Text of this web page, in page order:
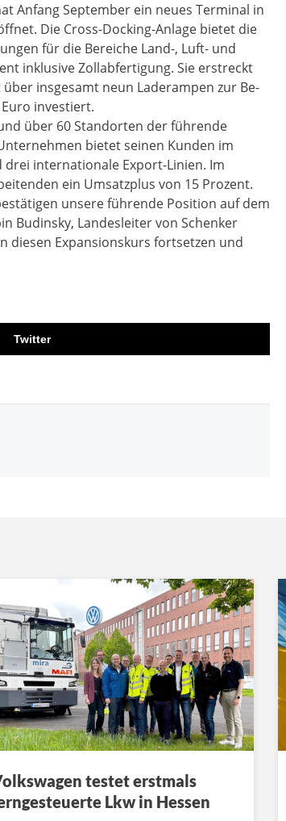
Anfang September ein neues Terminal in
Die Cross-Docking-Anlage bietet die
für die Bereiche Land-, Luft- und
inklusive Zollabfertigung. Sie erstreckt
insgesamt neun Laderampen zur Be-
investiert.
über 60 Standorten der führende
bietet seinen Kunden im
internationale Export-Linien. Im
ein Umsatzplus von 15 Prozent.
unsere führende Position auf dem
Budinsky, Landesleiter von Schenker
diesen Expansionskurs fortsetzen und
Twitter
testet erstmals
Lkw in Hessen